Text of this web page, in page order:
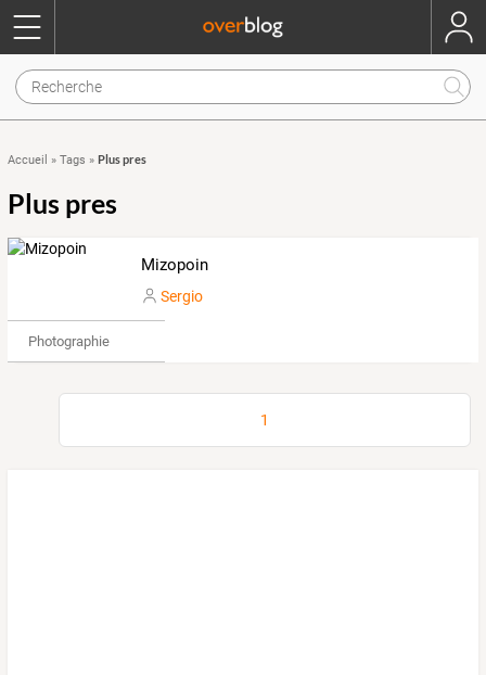
Accueil » Tags » Plus pres
Plus pres
Mizopoin
Sergio
Photographie
1